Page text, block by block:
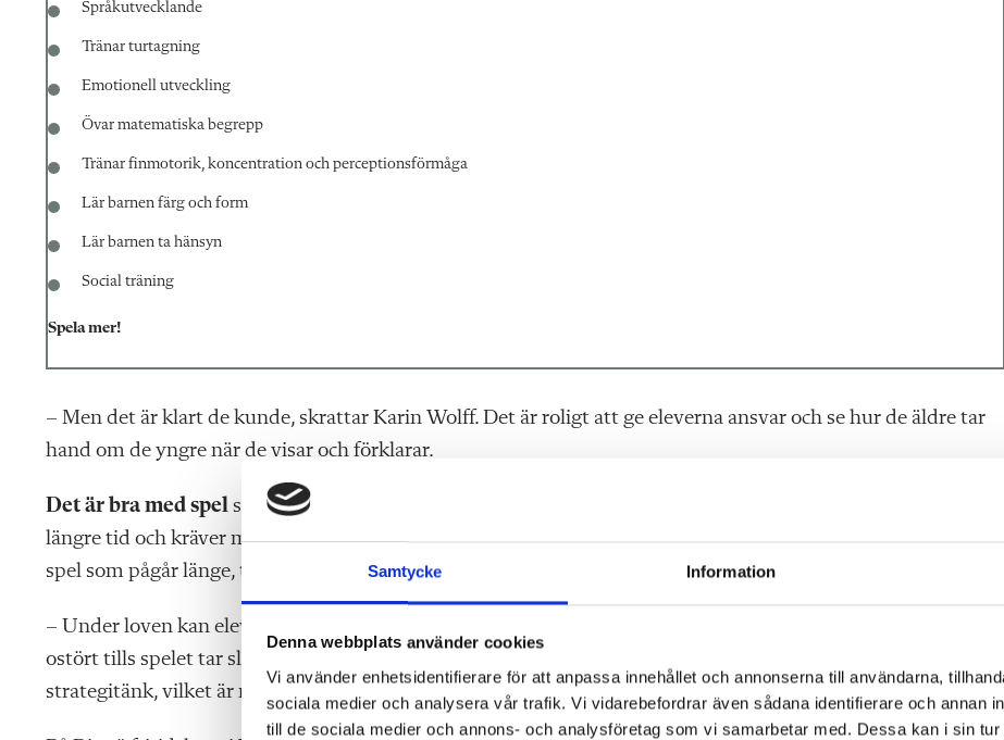
Samtycke Information
Denna webbplats använder cookies
Vi använder enhetsidentifierare för att anpassa innehållet och annonserna till användarna,
sociala medier och analysera vår trafik. Vi vidarebefordrar även sådana identifierare och annan
till de sociala medier och annons- och analysföretag som vi samarbetar med. Dessa kan i sin
Språkutvecklande
Tränar turtagning
Emotionell utveckling
Övar matematiska begrepp
Tränar finmotorik, koncentration och perceptionsförmåga
Lär barnen färg och form
Lär barnen ta hänsyn
Social träning
Spela mer!
– Men det är klart de kunde, skrattar Karin Wolff. Det är roligt att ge eleverna ansvar och se hur de äldre tar
hand om de yngre när de visar och förklarar.
Det är bra med spel som är enkla och går snabbt att spela, men det är också roligt med spel som tar lite
längre tid och kräver mer av eleverna. Ibland har man inte tiden, men när den väl finns är det fantastiskt med
spel som pågår länge, tycker Karin Wolff.
– Under loven kan eleverna sitta en hel dag och verkligen ”nörda” ner sig. De tycker om att kunna spela
ostört tills spelet tar slut. Ticket to Ride London var ett spel som tog lite längre tid att spela och krävde
strategitänk, vilket är mycket uppskattat bland eleverna.